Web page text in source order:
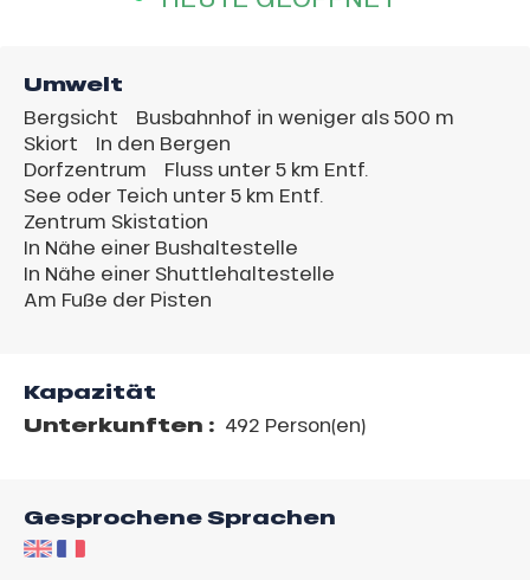
Umwelt
Bergsicht
Busbahnhof in weniger als 500 m
Skiort
In den Bergen
Dorfzentrum
Fluss unter 5 km Entf.
See oder Teich unter 5 km Entf.
Zentrum Skistation
In Nähe einer Bushaltestelle
In Nähe einer Shuttlehaltestelle
Am Fuße der Pisten
Kapazität
Unterkunften : 492 Person(en)
Gesprochene Sprachen